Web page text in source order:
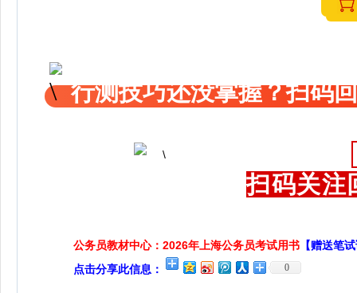
行测技巧还没掌握？扫码
扫码关注
公务员教材中心：2026年上海公务员考试用书 【赠送笔
点击分享此信息：
0